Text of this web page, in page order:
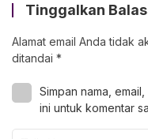
Tinggalkan
Alamat email Anda tidak
ditandai *
Simpan nama,
ini untuk komentar